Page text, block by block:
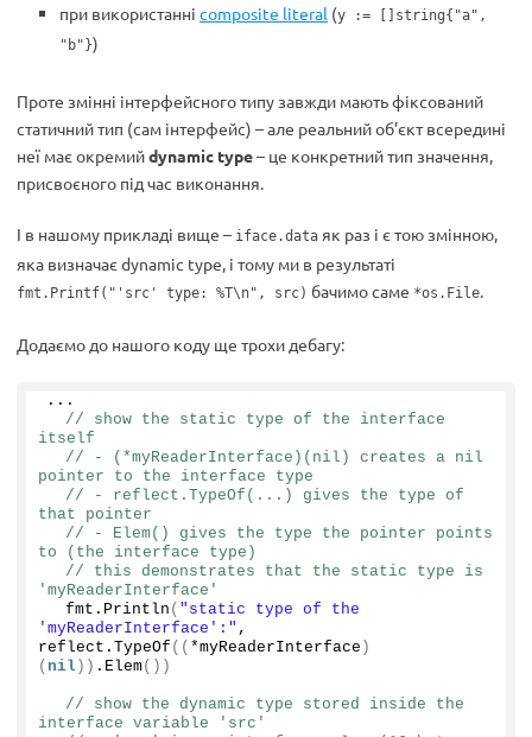
при використанні composite literal (y := []string{"a",
"b"})
Проте змінні інтерфейсного типу завжди мають фіксований
статичний тип (сам інтерфейс) – але реальний об’єкт всередині
неї має окремийdynamic type– це конкретний тип значення,
присвоєного під час виконання.
І в нашому прикладі вище – iface.data як раз і є тою змінною,
яка визначає dynamic type, і тому ми в результаті
fmt.Printf("'src' type: %T\n", src) бачимо саме *os.File.
Додаємо до нашого коду ще трохи дебагу:
...
// show the static type of the interface
itself
// - (*myReaderInterface)(nil) creates a nil
pointer to the interface type
// - reflect.TypeOf(...) gives the type of
that pointer
// - Elem() gives the type the pointer points
to (the interface type)
// this demonstrates that the static type is
'myReaderInterface'
  fmt.
Println ( "static type of the
'myReaderInterface':" ,
reflect. TypeOf (( *myReaderInterface )
( nil )) . Elem())
// show the dynamic type stored inside the
interface variable 'src'